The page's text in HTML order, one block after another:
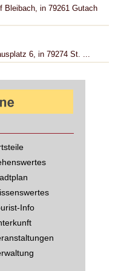
Bleibach, in 79261 Gutach
6, in 79274 St. ...
Info